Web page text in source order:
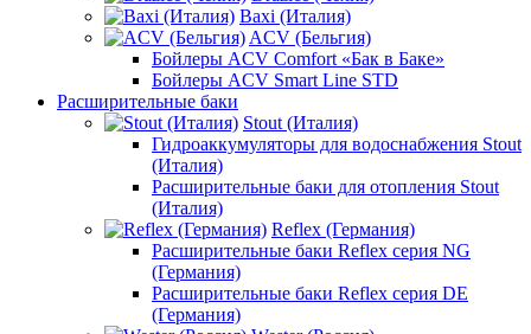
Baxi (Италия)
ACV (Бельгия)
Бойлеры ACV Comfort «Бак в Баке»
Бойлеры ACV Smart Line STD
Расширительные баки
Stout (Италия)
Гидроаккумуляторы для водоснабжения Stout
(Италия)
Расширительные баки для отопления Stout
(Италия)
Reflex (Германия)
Расширительные баки Reflex серия NG
(Германия)
Расширительные баки Reflex серия DE
(Германия)